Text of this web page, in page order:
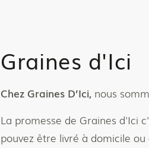
Graines d'Ici
Chez Graines D’Ici,nous
La promesse de Graines d'Ici
pouvez être livré à domicile